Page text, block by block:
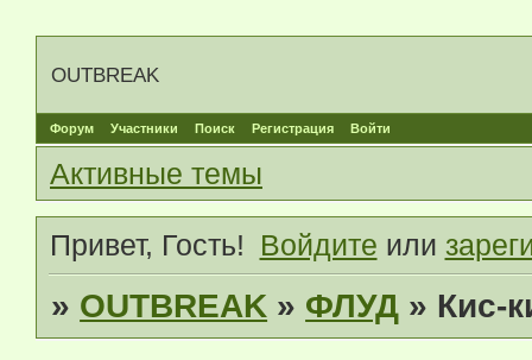
OUTBREAK
Форум Участники Поиск Регистрация Войти
Активные темы
Привет, Гость! Войдите или
» OUTBREAK » ФЛУД » Кис-